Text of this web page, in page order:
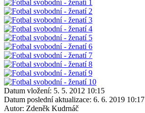
Datum vložení: 5. 5. 2012 10:15
Datum poslední aktualizace: 6. 6. 2019 10:17
Autor: Zdeněk Kudrnáč